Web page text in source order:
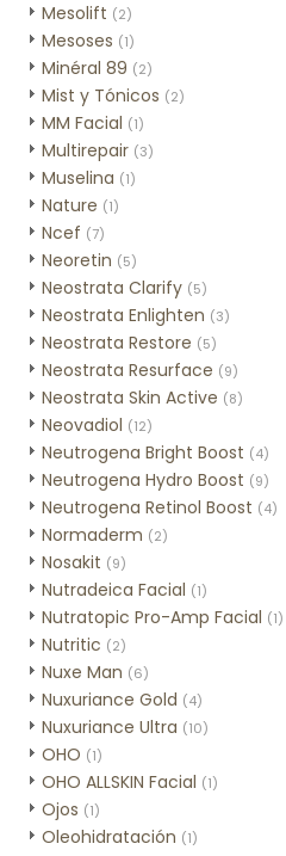
Mesolift (2)
Mesoses (1)
Minéral 89 (2)
Mist y Tónicos (2)
MM Facial (1)
Multirepair (3)
Muselina (1)
Nature (1)
Ncef (7)
Neoretin (5)
Neostrata Clarify (5)
Neostrata Enlighten (3)
Neostrata Restore (5)
Neostrata Resurface (9)
Neostrata Skin Active (8)
Neovadiol (12)
Neutrogena Bright Boost (4)
Neutrogena Hydro Boost (9)
Neutrogena Retinol Boost (4)
Normaderm (2)
Nosakit (9)
Nutradeica Facial (1)
Nutratopic Pro-Amp Facial (1)
Nutritic (2)
Nuxe Man (6)
Nuxuriance Gold (4)
Nuxuriance Ultra (10)
OHO (1)
OHO ALLSKIN Facial (1)
Ojos (1)
Oleohidratación (1)